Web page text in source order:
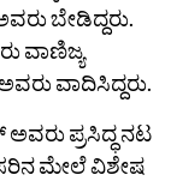
ಬೇಡಿದ್ದರು.
ವಾಣಿಜ್ಯ
ವಾದಿಸಿದ್ದರು.
ಪ್ರಸಿದ್ಧ ನಟ
ಮೇಲೆ ವಿಶೇಷ